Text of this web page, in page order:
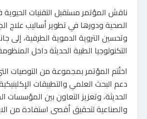
ناقش المؤتمر مستقبل التقنيات الحيوية
الصحية ودورها في تطوير أساليب علاج
وتحسين التروية الدموية الطرفية، إلى
التكنولوجيا الطبية الحديثة داخل
اختُتم المؤتمر بمجموعة من التوصيات
دعم البحث العلمي والتطبيقات
الحديثة، وتعزيز التعاون بين المؤسسات
والصناعية لتحقيق أقصى استفادة من